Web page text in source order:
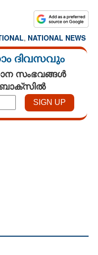
, NATIONAL NEWS
ദിവസവും
സംഭവങ്ങൾ